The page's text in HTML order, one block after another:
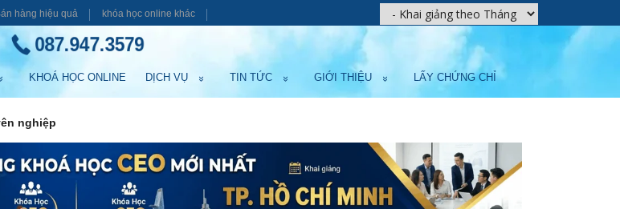
hàng hiệu quả khóa học online khác
087.947.3579
KHOÁ HỌC ONLINE DỊCH VỤ TIN TỨC GIỚI THIỆU LẤY CHỨNG CHỈ
nghiệp